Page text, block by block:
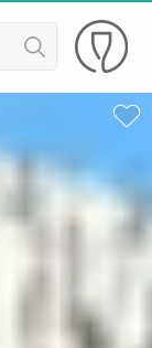
Alsazia
Beaujolais
Bordeaux
Borgogna